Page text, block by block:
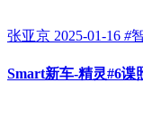
张亚京 2025-01-16 #
Smart新车-精灵#6谍